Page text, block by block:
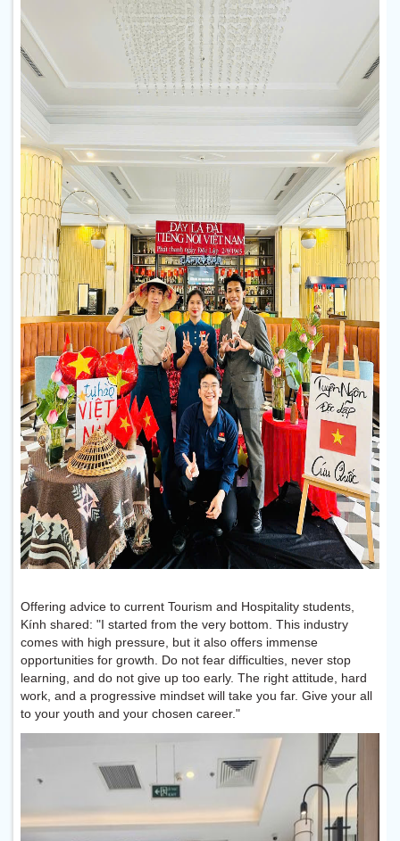
Offering advice to current Tourism and Hospitality students,
Kính shared: "I started from the very bottom. This industry
comes with high pressure, but it also offers immense
opportunities for growth. Do not fear difficulties, never stop
learning, and do not give up too early. The right attitude, hard
work, and a progressive mindset will take you far. Give your all
to your youth and your chosen career."